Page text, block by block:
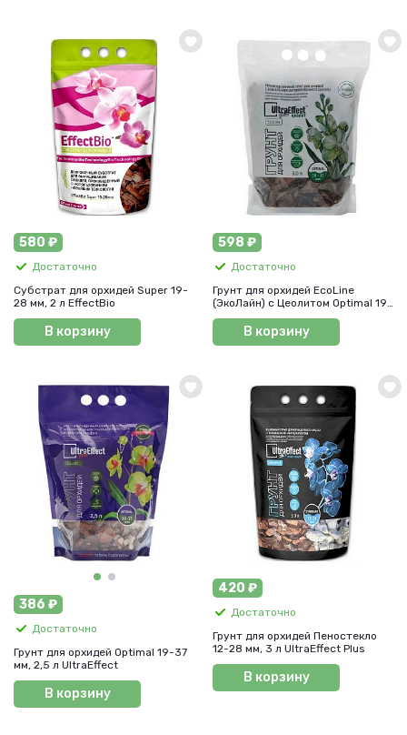
580 ₽
Достаточно
Субстрат для орхидей Super 19-
28 мм, 2 л EffectBio
В корзину
598 ₽
Достаточно
Грунт для орхидей EcoLine
(ЭкоЛайн) c Цеолитом Optimal 19-
37 мм, 3 л UltraEffect
Plus(УльтраЭффект)
В корзину
386 ₽
Достаточно
Грунт для орхидей Optimal 19-37
мм, 2,5 л UltraEffect
В корзину
420 ₽
Достаточно
Грунт для орхидей Пеностекло
12-28 мм, 3 л UltraEffect Plus
В корзину